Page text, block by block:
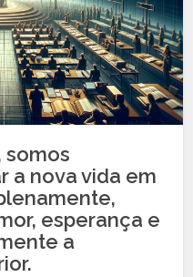
somos
a nova vida em
esperança e
a